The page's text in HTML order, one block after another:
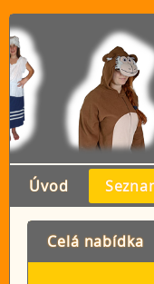
Úvod
Celá nabídka